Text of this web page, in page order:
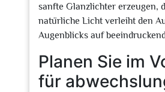
sanfte Glanzlichter erzeugen,
natürliche Licht verleiht den
Augenblicks auf
Planen Sie im
für